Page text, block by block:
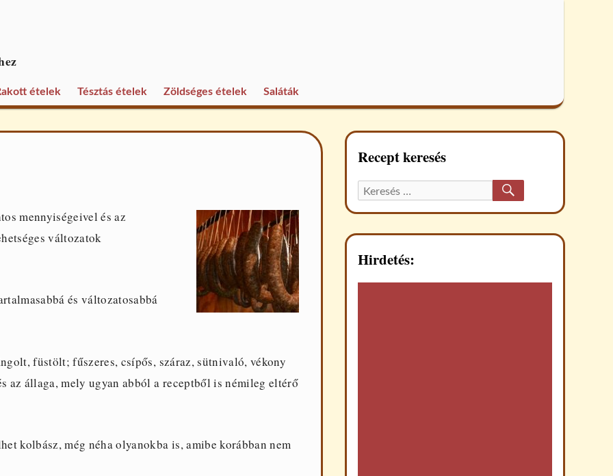
ételek Tésztás ételek Zöldséges ételek Saláták
mennyiségeivel és az
változatok
és változatosabbá
füstölt; fűszeres, csípős, száraz, sütnivaló, vékony
az állaga, mely ugyan abból a receptből is némileg eltérő
kolbász, még néha olyanokba is, amibe korábban nem
Recept keresés
Keresett
recept:
Hirdetés: